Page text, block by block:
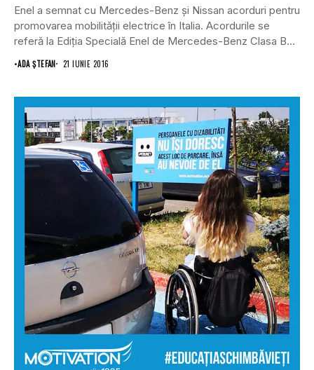
Enel a semnat cu Mercedes-Benz şi Nissan acorduri pentru
promovarea mobilităţii electrice în Italia. Acordurile se
referă la Ediţia Specială Enel de Mercedes-Benz Clasa B...
•ADA ȘTEFAN 21 IUNIE 2016